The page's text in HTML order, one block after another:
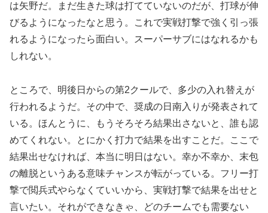
は矢野だ。まだ生きた球は打てていないのだが、打球が伸
びるようになったなと思う。これで実戦打撃で強く引っ張
れるようになったら面白い。スーパーサブにはなれるかも
しれない。
ところで、明後日からの第2クールで、多少の入れ替えが
行われるようだ。その中で、奨成の日南入りが発表されて
いる。ほんとうに、もうそろそろ結果出さないと、誰も認
めてくれない。とにかく打力で結果を出すことだ。ここで
結果出せなければ、本当に明日はない。幸か不幸か、末包
の離脱というある意味チャンスが転がっている。フリー打
撃で閲兵式やらなくていいから、実戦打撃で結果を出せと
言いたい。それができなきゃ、どのチームでも需要ない